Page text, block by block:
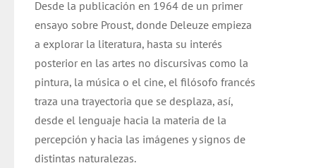
Desde la publicación en 1964 de un primer
ensayo sobre Proust, donde Deleuze empieza
a explorar la literatura, hasta su interés
posterior en las artes no discursivas como la
pintura, la música o el cine, el filósofo francés
traza una trayectoria que se desplaza, así,
desde el lenguaje hacia la materia de la
percepción y hacia las imágenes y signos de
distintas naturalezas.